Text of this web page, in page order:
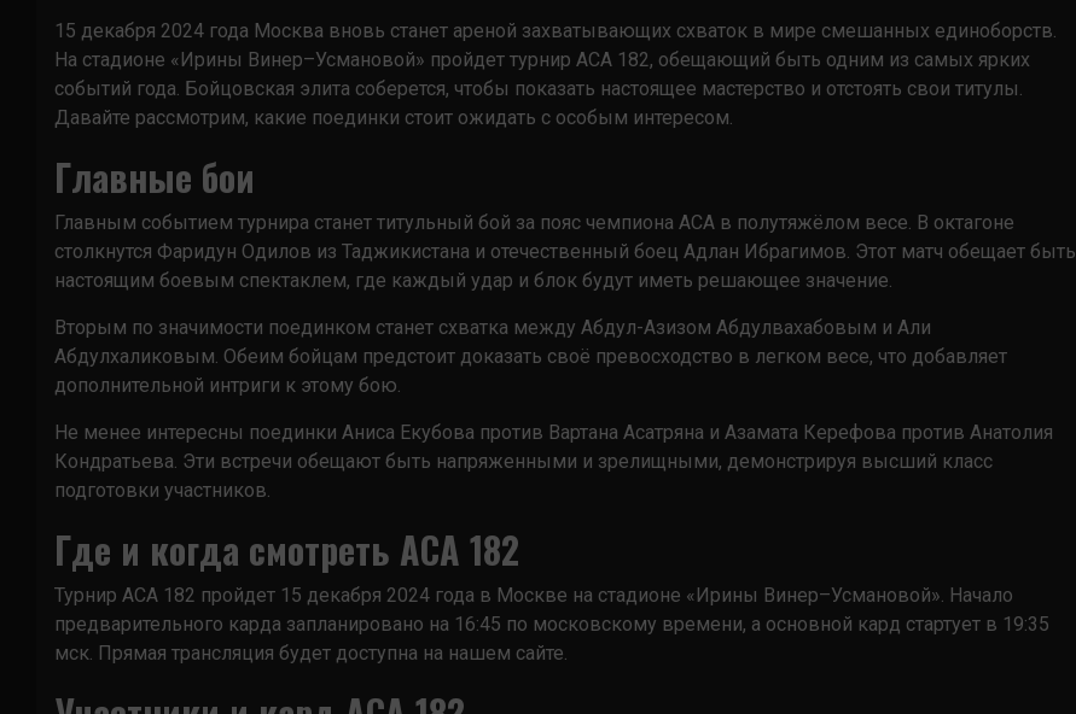
15 декабря 2024 года Москва вновь станет ареной захватывающих схваток в мире смешанных единоборств.
На стадионе «Ирины Винер–Усмановой» пройдет турнир ACA 182, обещающий быть одним из самых ярких
событий года. Бойцовская элита соберется, чтобы показать настоящее мастерство и отстоять свои титулы.
Давайте рассмотрим, какие поединки стоит ожидать с особым интересом.
Главные бои
Главным событием турнира станет титульный бой за пояс чемпиона ACA в полутяжёлом весе. В октагоне
столкнутся Фаридун Одилов из Таджикистана и отечественный боец Адлан Ибрагимов. Этот матч обещает быть
настоящим боевым спектаклем, где каждый удар и блок будут иметь решающее значение.
Вторым по значимости поединком станет схватка между Абдул-Азизом Абдулвахабовым и Али
Абдулхаликовым. Обеим бойцам предстоит доказать своё превосходство в легком весе, что добавляет
дополнительной интриги к этому бою.
Не менее интересны поединки Аниса Екубова против Вартана Асатряна и Азамата Керефова против Анатолия
Кондратьева. Эти встречи обещают быть напряженными и зрелищными, демонстрируя высший класс
подготовки участников.
Где и когда смотреть ACA 182
Турнир ACA 182 пройдет 15 декабря 2024 года в Москве на стадионе «Ирины Винер–Усмановой». Начало
предварительного карда запланировано на 16:45 по московскому времени, а основной кард стартует в 19:35
мск. Прямая трансляция будет доступна на нашем сайте.